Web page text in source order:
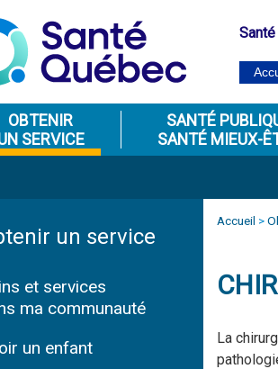
OBTENIR
SERVICE
SANTÉ
SANTÉ MIEUX-
un service
et services
ma communauté
un enfant
Accueil >
La